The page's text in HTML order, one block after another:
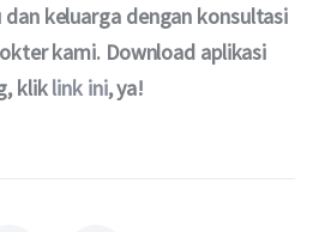
keluarga dengan konsultasi
kami. Download aplikasi
klik link ini, ya!